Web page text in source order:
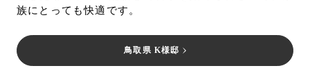
族にとっても快適です。
鳥取県 K様邸